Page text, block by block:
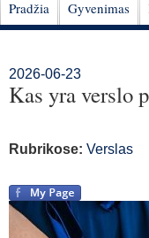
Pradžia Gyvenimas
2026-06-23
Kas yra verslo
Rubrikose: Verslas